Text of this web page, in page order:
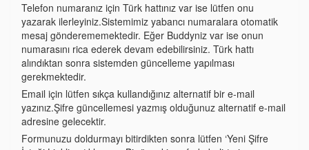
Telefon numaranız için Türk hattınız var ise lütfen onu
yazarak ilerleyiniz.Sistemimiz yabancı numaralara otomatik
mesaj gönderememektedir. Eğer Buddyniz var ise onun
numarasını rica ederek devam edebilirsiniz. Türk hattı
alındıktan sonra sistemden güncelleme yapılması
gerekmektedir.
Email için lütfen sıkça kullandığınız alternatif bir e-mail
yazınız.Şifre güncellemesi yazmış olduğunuz alternatif e-mail
adresine gelecektir.
Formunuzu doldurmayı bitirdikten sonra lütfen ‘Yeni Şifre